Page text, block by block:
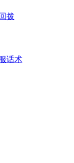
拨
话术